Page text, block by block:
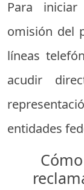
Para
omisión del
líneas
acudir
entidades